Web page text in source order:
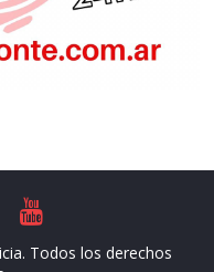
Todos los derechos